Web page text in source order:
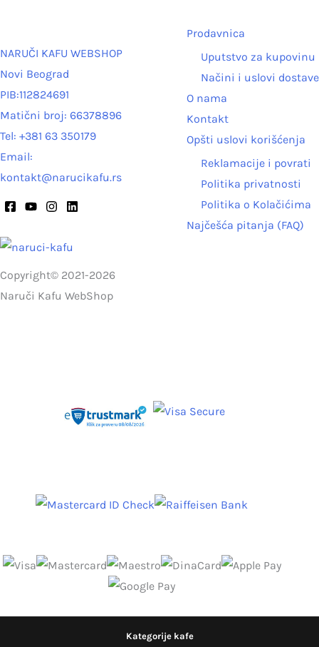
NARUČI KAFU WEBSHOP
Novi Beograd
PIB:112824691
Matični broj: 66378896
Tel: +381 63 350179
Email:
kontakt@narucikafu.rs
Prodavnica
Uputstvo za kupovinu
Načini i uslovi dostave
O nama
Kontakt
Opšti uslovi korišćenja
Reklamacije i povrati
Politika privatnosti
Politika o Kolačićima
Najčešća pitanja (FAQ)
Copyright© 2021-2026
Naruči Kafu WebShop
Kategorije kafe